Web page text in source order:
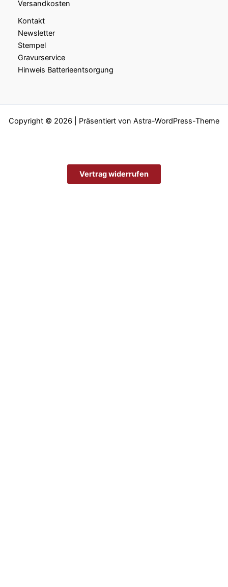
Versandkosten
Kontakt
Newsletter
Stempel
Gravurservice
Hinweis Batterieentsorgung
Copyright © 2026 | Präsentiert von Astra-WordPress-Theme
Vertrag widerrufen